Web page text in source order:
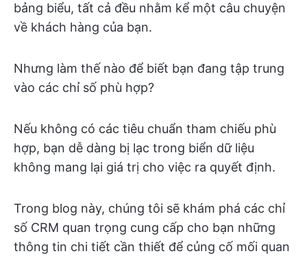
bảng biểu, tất cả đều nhằm kể một câu chuyện
về khách hàng của bạn.
Nhưng làm thế nào để biết bạn đang tập trung
vào các chỉ số phù hợp?
Nếu không có các tiêu chuẩn tham chiếu phù
hợp, bạn dễ dàng bị lạc trong biển dữ liệu
không mang lại giá trị cho việc ra quyết định.
Trong blog này, chúng tôi sẽ khám phá các chỉ
số CRM quan trọng cung cấp cho bạn những
thông tin chi tiết cần thiết để củng cố mối quan